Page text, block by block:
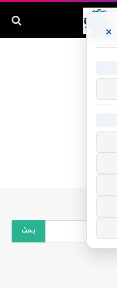
×